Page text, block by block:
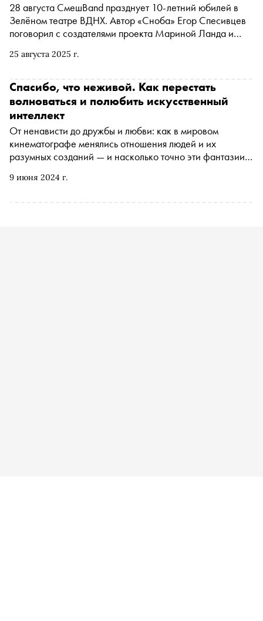
25 августа 2025 г.
28 августа СмешBand празднует 10-летний юбилей в
Зелёном театре ВДНХ. Автор «Сноба» Егор Спесивцев
поговорил с создателями проекта Мариной Ланда и
«несбывности» и историях создания некоторых тем для
сюда)
9 июня 2024 г.
Спасибо, что неживой. Как перестать
волноваться и полюбить искусственный
интеллект
От ненависти до дружбы и любви: как в мировом
кинематографе менялись отношения людей и их
разумных созданий — и насколько точно эти фантазии